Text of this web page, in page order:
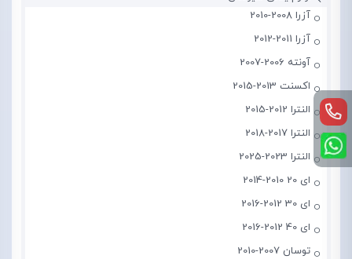
آزرا 2008-2010
آزرا 2011-2012
آونته 2006-2007
اکسنت 2013-2015
النترا 2012-2015
النترا 2017-2018
النترا 2023-2025
ای 20 2010-2014
ای 30 2012-2016
ای 40 2012-2016
توسان 2007-2010